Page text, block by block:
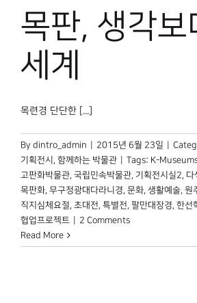
목판, 생각보
세계
목련경 단단한 [...]
By dintro_admin 2015년 6월 23일
기획전시
함께하는 박물관 Tags: K-
고판화박물관 국립민속박물관 기획전시실2 다
목판화 무구정광대다라니경 문화 생활예술 원
직지심체요절 초대전 특별전 팔만대장경 한선
협업프로젝트
2 Comments
Read More